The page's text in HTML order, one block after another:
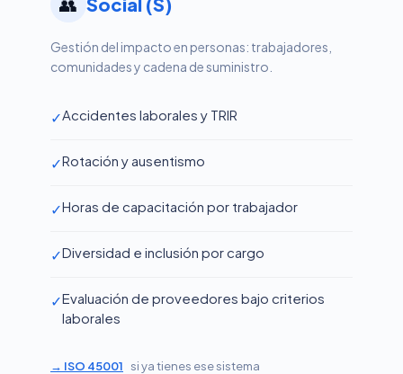
Gestión del impacto en personas: trabajadores,
comunidades y cadena de suministro.
✓Accidentes laborales y TRIR
✓Rotación y ausentismo
✓Horas de capacitación por trabajador
✓Diversidad e inclusión por cargo
✓Evaluación de proveedores bajo criterios
laborales
→ ISO 45001 si ya tienes ese sistema